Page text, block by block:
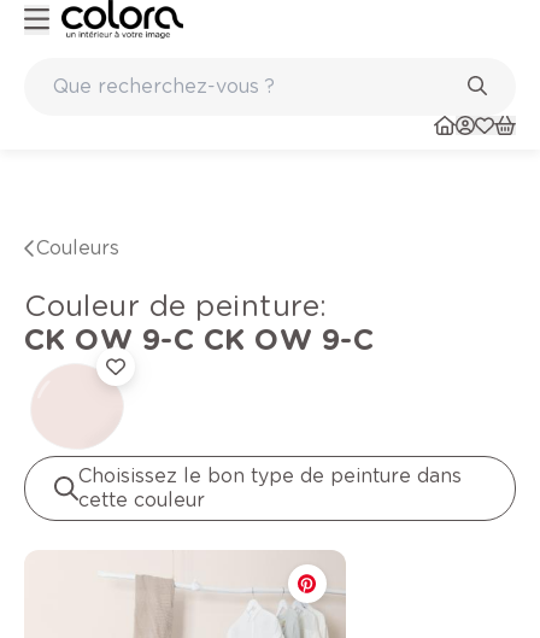
Couleurs
Couleur de peinture:
CK OW 9-C CK OW 9-C
Choisissez le bon type de peinture dans
cette couleur